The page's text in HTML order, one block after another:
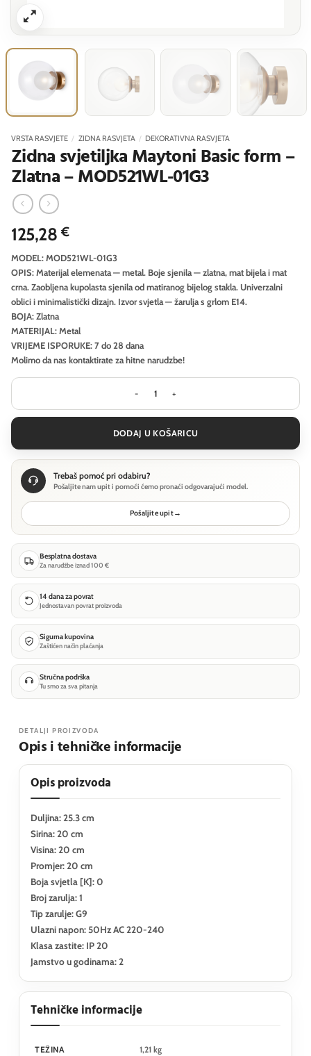
VRSTA RASVJETE / ZIDNA RASVJETA / DEKORATIVNA RASVJETA
Zidna svjetiljka Maytoni Basic form –
Zlatna – MOD521WL-01G3
125,28€
MODEL: MOD521WL-01G3
OPIS: Materijal elemenata — metal. Boje sjenila — zlatna, mat bijela i mat
crna. Zaobljena kupolasta sjenila od matiranog bijelog stakla. Univerzalni
oblici i minimalistički dizajn. Izvor svjetla — žarulja s grlom E14.
BOJA: Zlatna
MATERIJAL: Metal
VRIJEME ISPORUKE: 7 do 28 dana
Molimo da nas kontaktirate za hitne narudzbe!
Zidna svjetiljka Maytoni Basic form -
DODAJ U KOŠARICU
Trebaš pomoć pri odabiru?
Pošaljite nam upit i pomoći ćemo pronaći odgovarajući model.
Pošaljite upit→
Besplatna dostava
Za narudžbe iznad 100 €
14 dana za povrat
Jednostavan povrat proizvoda
Sigurna kupovina
Zaštićen način plaćanja
Stručna podrška
Tu smo za sva pitanja
DETALJI PROIZVODA
Opis i tehničke informacije
Opis proizvoda
Duljina: 25.3 cm
Sirina: 20 cm
Visina: 20 cm
Promjer: 20 cm
Boja svjetla [K]: 0
Broj zarulja: 1
Tip zarulje: G9
Ulazni napon: 50Hz AC 220-240
Klasa zastite: IP 20
Jamstvo u godinama: 2
Tehničke informacije
TEŽINA 1,21 kg